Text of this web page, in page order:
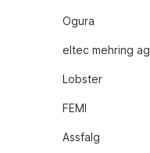
Ogura
eltec mehring ag
Lobster
FEMI
Assfalg